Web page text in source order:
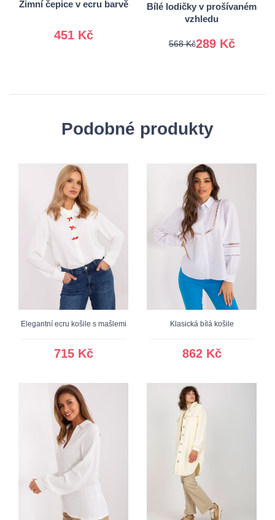
Zimní čepice v ecru barvě
451 Kč
Bílé lodičky v prošívaném
vzhledu
289 Kč
568 Kč
Podobné produkty
Elegantní ecru košile s mašlemi
715 Kč
Klasická bílá košile
862 Kč